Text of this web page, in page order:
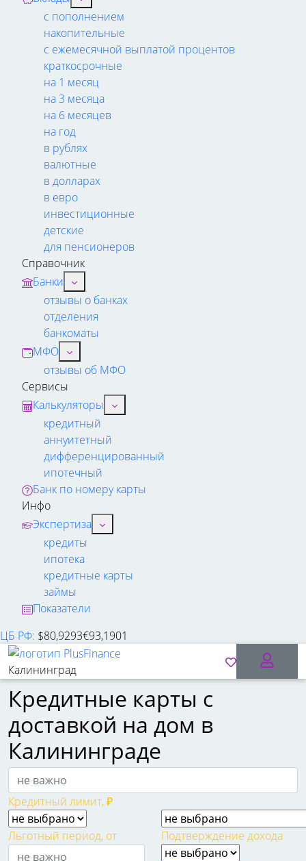
с пополнением
накопительные
с ежемесячной выплатой процентов
краткосрочные
на 1 месяц
на 3 месяца
на 6 месяцев
на год
в рублях
валютные
в долларах
в евро
инвестиционные
детские
для пенсионеров
Справочник
Банки
отзывы о банках
отделения
банкоматы
МФО
отзывы об МФО
Сервисы
Калькуляторы
кредитный
аннуитетный
дифференцированный
ипотечный
Банк по номеру карты
Инфо
Экспертиза
кредиты
ипотека
кредитные карты
займы
Показатели
ЦБ РФ: $80,9293€93,1901
Калининград
Кредитные карты с
доставкой на дом в
Калининграде
Кредитный лимит, ₽
Льготный период, от Подтверждение дохода